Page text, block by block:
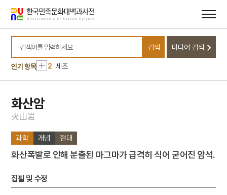
바로가기
바로가기
검색어를 입력하세요
검색 미디어 검색
인기 항목
10 조유례
1 금성대군
2 세조
3 윤봉길
7
세종
8
숙종
10 조유례
화산암
火山岩
과학 개념 현대
화산폭발로 인해 분출된 마그마가 급격히 식어 굳어진 암석.
집필 및 수정